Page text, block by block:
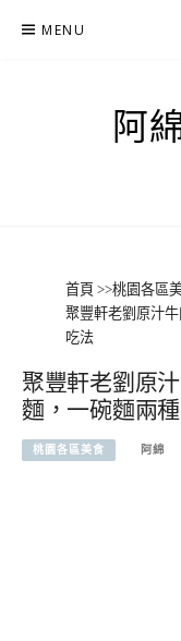
MENU
阿
首頁 >>桃園各區
聚豐軒老劉原汁
吃法
聚豐軒老劉原
麵，一碗麵兩
桃園各區美食 阿綿